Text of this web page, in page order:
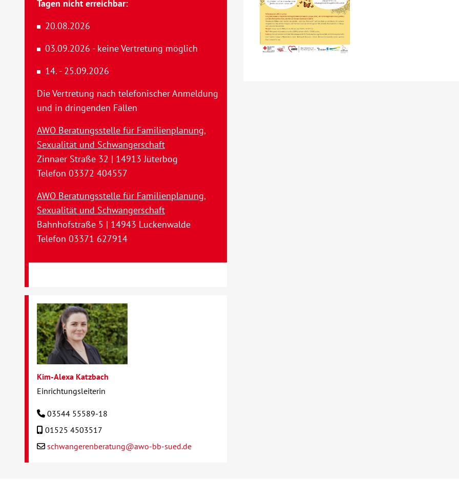
Tagen nicht erreichbar:
20.08.2026
03.09.2026 - keine Vertretung möglich
14. - 25.09.2026
Die Vertretung nach telefonischer Anmeldung
und in dringenden Fällen
AWO Beratungsstelle für Familienplanung,
Sexualität und Schwangerschaft
Zinnaer Straße 32 | 14913 Jüterbog
Telefon 03372 404557
AWO Beratungsstelle für Familienplanung,
Sexualität und Schwangerschaft
Bahnhofstraße 5 | 14943 Luckenwalde
Telefon 03371 627914
Kim-Alexa Katzbach
Einrichtungsleiterin
03544 55589-18
01525 4503517
schwangerenberatung@awo-bb-sued.de